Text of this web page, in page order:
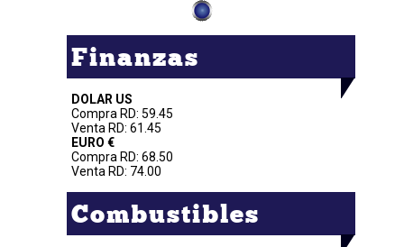
Finanzas
DOLAR US
Compra RD: 59.45
Venta RD: 61.45
EURO €
Compra RD: 68.50
Venta RD: 74.00
Combustibles